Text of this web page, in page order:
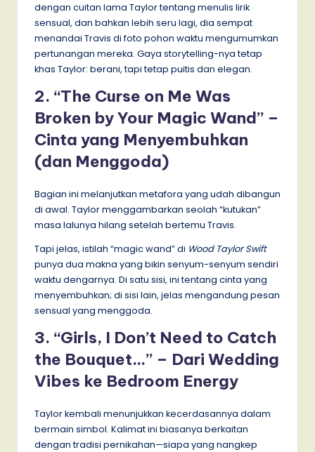
dengan cuitan lama Taylor tentang menulis lirik
sensual, dan bahkan lebih seru lagi, dia sempat
menandai Travis di foto pohon waktu mengumumkan
pertunangan mereka. Gaya storytelling-nya tetap
khas Taylor: berani, tapi tetap puitis dan elegan.
2. “The Curse on Me Was
Broken by Your Magic Wand” –
Cinta yang Menyembuhkan
(dan Menggoda)
Bagian ini melanjutkan metafora yang udah dibangun
di awal. Taylor menggambarkan seolah “kutukan”
masa lalunya hilang setelah bertemu Travis.
Tapi jelas, istilah “magic wand” di Wood Taylor Swift
punya dua makna yang bikin senyum-senyum sendiri
waktu dengarnya. Di satu sisi, ini tentang cinta yang
menyembuhkan; di sisi lain, jelas mengandung pesan
sensual yang menggoda.
3. “Girls, I Don’t Need to Catch
the Bouquet…” – Dari Wedding
Vibes ke Bedroom Energy
Taylor kembali menunjukkan kecerdasannya dalam
bermain simbol. Kalimat ini biasanya berkaitan
dengan tradisi pernikahan—siapa yang nangkep